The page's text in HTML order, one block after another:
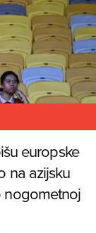
europske
na azijsku
nogometnoj